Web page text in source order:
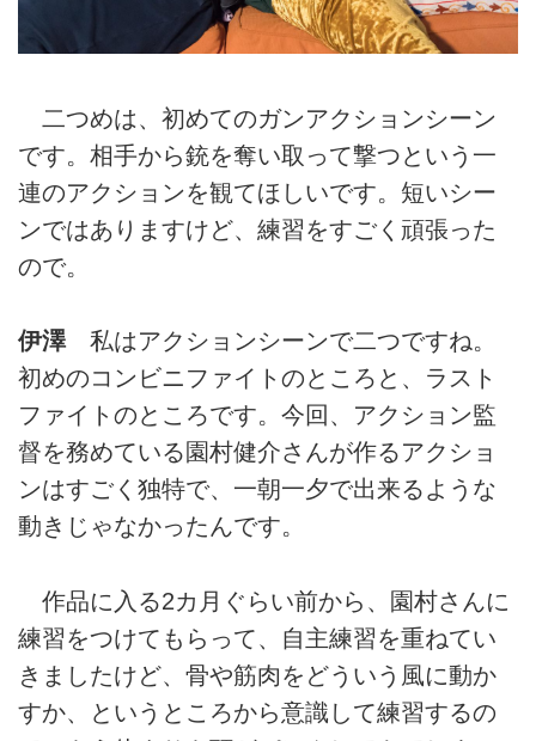
二つめは、初めてのガンアクションシーン
です。相手から銃を奪い取って撃つという一
連のアクションを観てほしいです。短いシー
ンではありますけど、練習をすごく頑張った
ので。
伊澤私はアクションシーンで二つですね。
初めのコンビニファイトのところと、ラスト
ファイトのところです。今回、アクション監
督を務めている園村健介さんが作るアクショ
ンはすごく独特で、一朝一夕で出来るような
動きじゃなかったんです。
作品に入る2カ月ぐらい前から、園村さんに
練習をつけてもらって、自主練習を重ねてい
きましたけど、骨や筋肉をどういう風に動か
すか、というところから意識して練習するの